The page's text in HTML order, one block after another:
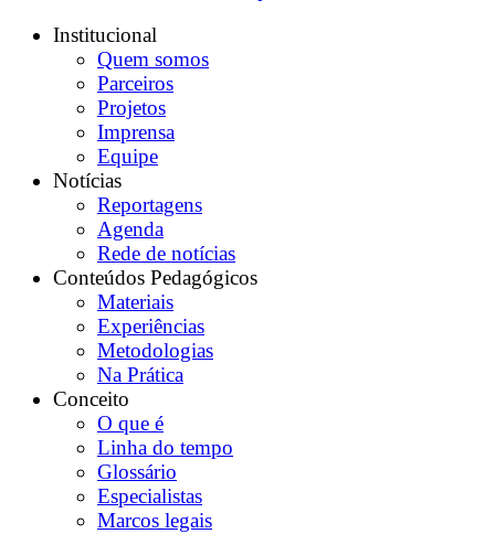
Institucional
Quem somos
Parceiros
Projetos
Imprensa
Equipe
Notícias
Reportagens
Agenda
Rede de notícias
Conteúdos Pedagógicos
Materiais
Experiências
Metodologias
Na Prática
Conceito
O que é
Linha do tempo
Glossário
Especialistas
Marcos legais